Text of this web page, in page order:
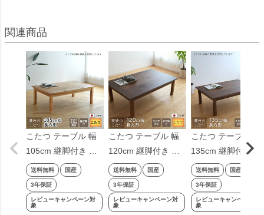
こたつ テーブル 幅
105cm 継脚付き ナ
ラ節入り 長方形 軽
量 シンプル 天然木
ナチュラル 日本製
国産 日本製
送料無料 国産
3年保証
レビューキャンペーン対
象
こたつ テーブル 幅
120cm 継脚付き ウ
ォールナット 節入り
長方形 軽量 シンプ
ル 天然木 ダークブ
ラウン ナチュラル
送料無料 国産
3年保証
レビューキャンペーン対
象
こたつ テーブル 幅
135cm 継脚付き ウ
ォールナット 節入
長方形 こたつ軽量
シンプル 天然木 ダ
ークブラウン ナチ
送料無料 国産
3年保証
レビューキャンペーン対
象